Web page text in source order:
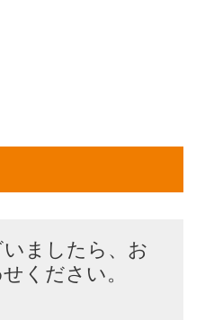
ましたら、お
ください。